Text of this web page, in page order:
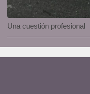
Una cuestión profesional